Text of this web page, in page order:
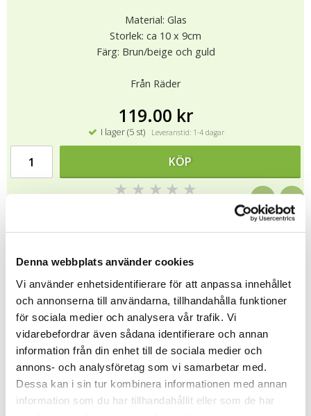
Denna webbplats använder cookies
Vi använder enhetsidentifierare för att anpassa innehållet
och annonserna till användarna, tillhandahålla funktioner
för sociala medier och analysera vår trafik. Vi
vidarebefordrar även sådana identifierare och annan
information från din enhet till de sociala medier och
annons- och analysföretag som vi samarbetar med.
Dessa kan i sin tur kombinera informationen med annan
information som du har tillhandahållit eller som de har
Material: Glas
Storlek: ca 10 x 9cm
Färg: Brun/beige och guld
Från Räder
119.00 kr
I lager (5 st) Leveranstid: 1-4 dagar
KÖP
★★★★★
Upptäck mer
Hem
Räder
Ljusstakar och ljuslyktor
Julklappar till flickvän
Julklappar till henne